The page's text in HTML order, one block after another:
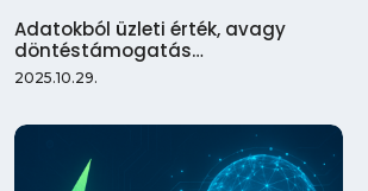
Adatokból üzleti érték, avagy
döntéstámogatás…
2025.10.29.